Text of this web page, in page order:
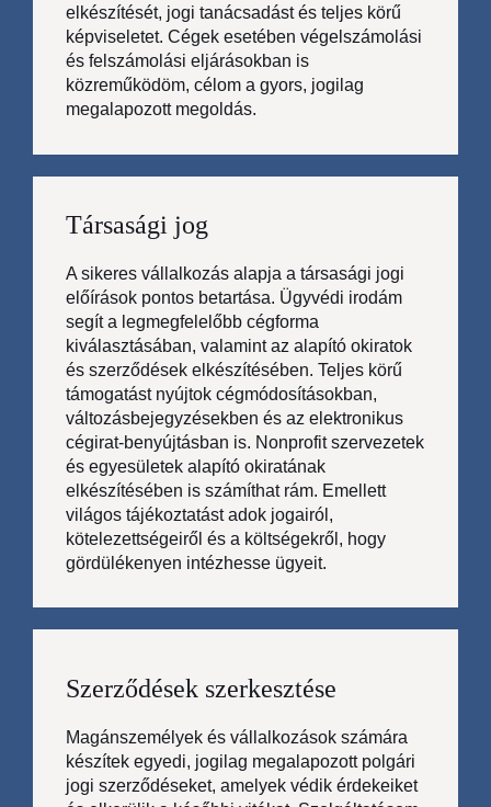
elkészítését, jogi tanácsadást és teljes körű
képviseletet. Cégek esetében végelszámolási
és felszámolási eljárásokban is
közreműködöm, célom a gyors, jogilag
megalapozott megoldás.
Társasági jog
A sikeres vállalkozás alapja a társasági jogi
előírások pontos betartása. Ügyvédi irodám
segít a legmegfelelőbb cégforma
kiválasztásában, valamint az alapító okiratok
és szerződések elkészítésében. Teljes körű
támogatást nyújtok cégmódosításokban,
változásbejegyzésekben és az elektronikus
cégirat-benyújtásban is. Nonprofit szervezetek
és egyesületek alapító okiratának
elkészítésében is számíthat rám. Emellett
világos tájékoztatást adok jogairól,
kötelezettségeiről és a költségekről, hogy
gördülékenyen intézhesse ügyeit.
Szerződések szerkesztése
Magánszemélyek és vállalkozások számára
készítek egyedi, jogilag megalapozott polgári
jogi szerződéseket, amelyek védik érdekeiket